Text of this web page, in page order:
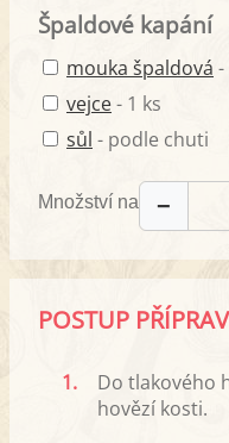
Špaldové kapání
mouka špaldová -
vejce- 1 ks
sůl - podle chuti
Množství na −
POSTUP
1.
Do tlakového
hovězí kosti.